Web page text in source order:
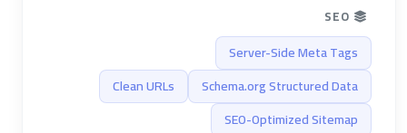
Server-Side Meta Tags
Schema.org Structured Data
Clean URLs
SEO-Optimized Sitemap